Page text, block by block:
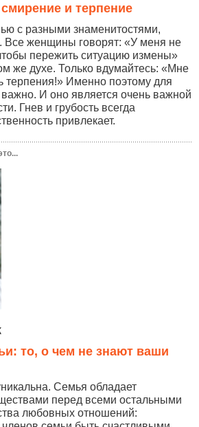
и терпение
с разными знаменитостями,
Все женщины говорят: «У меня не
пережить ситуацию измены»
же духе. Только вдумайтесь: «Мне
терпения!» Именно поэтому для
И оно является очень важной
Гнев и грубость всегда
привлекает.
то, о чем не знают ваши
Семья обладает
перед всеми остальными
любовных отношений: